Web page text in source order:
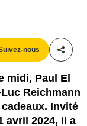
nous
midi, Paul El
Reichmann
Invité
avril 2024, il a